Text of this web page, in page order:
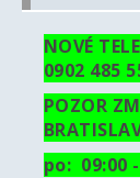
NOVÉ
0902 485
POZOR
po: 09:00